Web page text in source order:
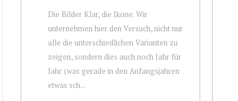
Die Bilder Klar, die Ikone. Wir
unternehmen hier den Versuch, nicht nur
alle die unterschiedlichen Varianten zu
zeigen, sondern dies auch noch Jahr für
Jahr (was gerade in den Anfangsjahren
etwas sch...